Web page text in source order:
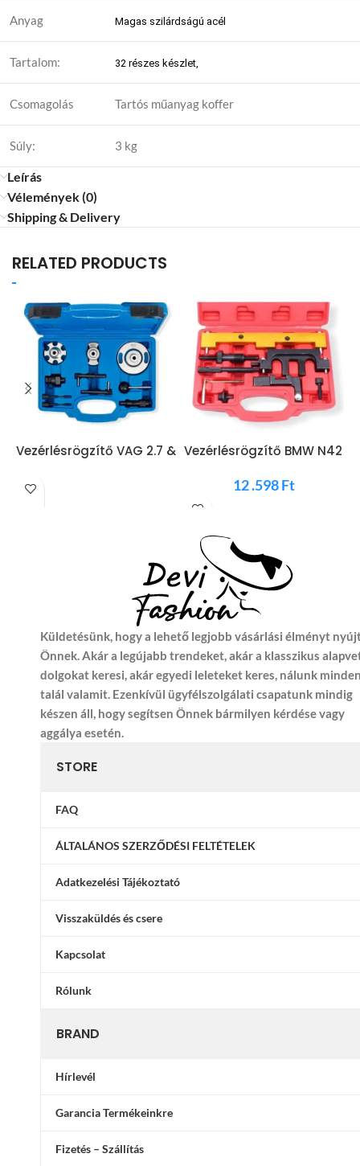
Anyag Magas szilárdságú acél
Tartalom: 32 részes készlet,
Csomagolás Tartós műanyag koffer
Súly: 3 kg
Leírás
Vélemények (0)
Shipping & Delivery
RELATED PRODUCTS
Vezérlésrögzítő VAG 2.7 &
AB Q5 Q7 Phaeton
Vezérlésrögzítő BMW N42
12 .598Ft
Küldetésünk, hogy a lehető legjobb vásárlási élményt
Önnek. Akár a legújabb trendeket, akár a klasszikus
dolgokat keresi, akár egyedi leleteket keres, nálunk
talál valamit. Ezenkívül ügyfélszolgálati csapatunk mindig
készen áll, hogy segítsen Önnek bármilyen kérdése vagy
aggálya esetén.
STORE
FAQ
ÁLTALÁNOS SZERZŐDÉSI FELTÉTELEK
Adatkezelési Tájékoztató
Visszaküldés és csere
Kapcsolat
Rólunk
BRAND
Hírlevél
Garancia Termékeinkre
Fizetés – Szállítás